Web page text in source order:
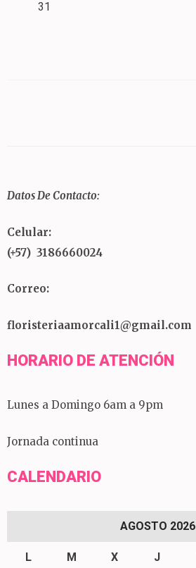
31
Datos De Contacto:
Celular:
(+57) 3186660024
Correo:
floristeriaamorcali1@gmail.com
HORARIO DE ATENCIÓN
Lunes a Domingo 6am a 9pm
Jornada continua
CALENDARIO
AGOSTO 2026
L M X J